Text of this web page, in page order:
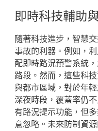
即時科技輔助
隨著科技進步，智慧
事故的利器。例如，
配即時路況預警系統
路段。然而，這些科
與都市區域，對於年
深夜時段，覆蓋率仍
有路況提示功能，但
意忽略。未來防制資